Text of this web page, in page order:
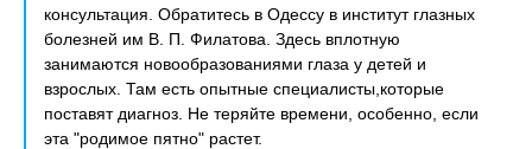
консультация. Обратитесь в Одессу в институт глазных
болезней им В. П. Филатова. Здесь вплотную
занимаются новообразованиями глаза у детей и
взрослых. Там есть опытные специалисты,которые
поставят диагноз. Не теряйте времени, особенно, если
эта "родимое пятно" растет.